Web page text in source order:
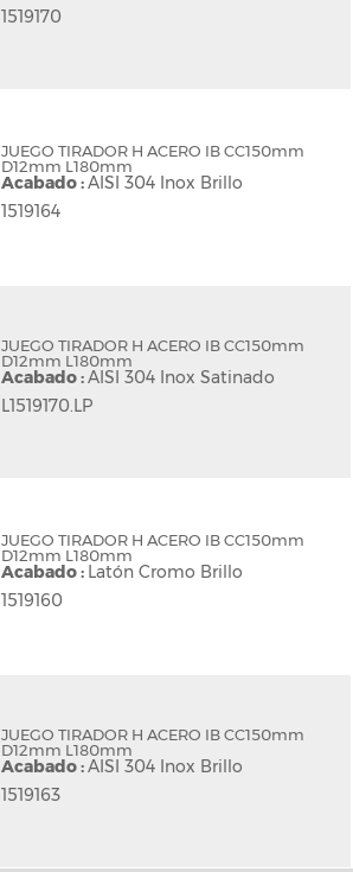
1519170
JUEGO TIRADOR H ACERO IB CC150mm
D12mm L180mm
Acabado :AISI 304 Inox Brillo
1519164
JUEGO TIRADOR H ACERO IB CC150mm
D12mm L180mm
Acabado :AISI 304 Inox Satinado
L1519170.LP
JUEGO TIRADOR H ACERO IB CC150mm
D12mm L180mm
Acabado : Latón Cromo Brillo
1519160
JUEGO TIRADOR H ACERO IB CC150mm
D12mm L180mm
Acabado :AISI 304 Inox Brillo
1519163